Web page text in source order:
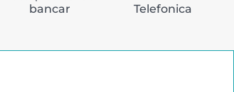
bancar
Telefonica